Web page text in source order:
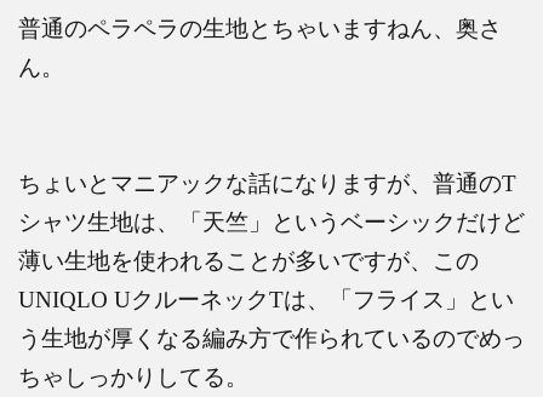
普通のペラペラの生地とちゃいますねん、奥さ
ん。
ちょいとマニアックな話になりますが、普通のT
シャツ生地は、「天竺」というベーシックだけど
薄い生地を使われることが多いですが、この
UNIQLO UクルーネックTは、「フライス」とい
う生地が厚くなる編み方で作られているのでめっ
ちゃしっかりしてる。